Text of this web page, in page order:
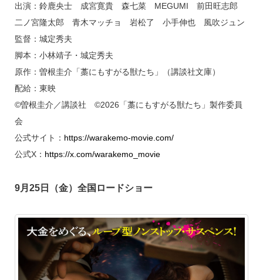
出演：鈴鹿央士 成宮寛貴 森七菜 MEGUMI 前田旺志郎
二ノ宮隆太郎 青木マッチョ 岩松了 小手伸也 風吹ジュン
監督：城定秀夫
脚本：小林靖子・城定秀夫
原作：曽根圭介「藁にもすがる獣たち」（講談社文庫）
配給：東映
©曽根圭介／講談社 ©2026「藁にもすがる獣たち」製作委員
会
公式サイト： https://warakemo-movie.com/
公式X： https://x.com/warakemo_movie
9月25日（金）全国ロードショー